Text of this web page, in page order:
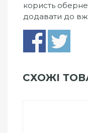
користь
додавати до
СХОЖІ